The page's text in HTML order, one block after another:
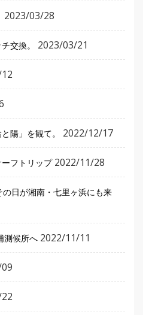
2023/03/28
交換。 2023/03/21
陽」を観て。 2022/12/17
フトリップ 2022/11/28
日が湘南・七里ヶ浜にも来
測候所へ 2022/11/11